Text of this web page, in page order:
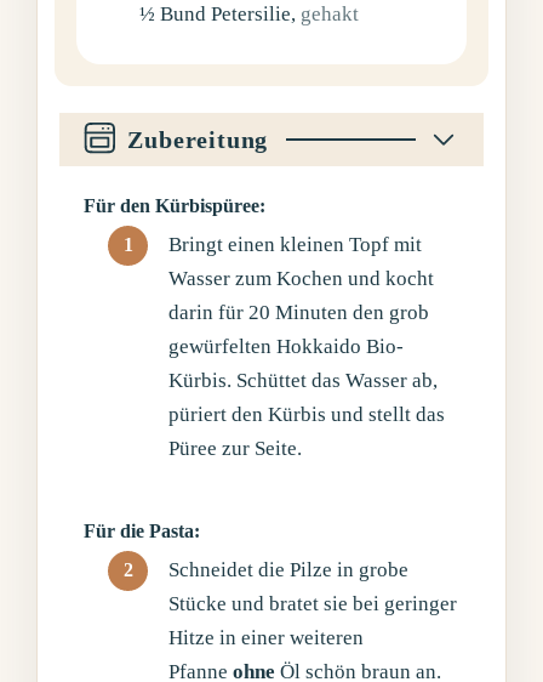
½ Bund Petersilie, gehakt
Zubereitung
Für den Kürbispüree:
Bringt einen kleinen Topf mit
Wasser zum Kochen und kocht
darin für 20 Minuten den grob
gewürfelten Hokkaido Bio-
Kürbis. Schüttet das Wasser ab,
püriert den Kürbis und stellt das
Püree zur Seite.
Für die Pasta:
Schneidet die Pilze in grobe
Stücke und bratet sie bei geringer
Hitze in einer weiteren
Pfanneohne Öl schön braun an.